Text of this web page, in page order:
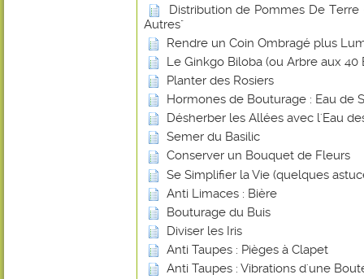
Distribution de Pommes De
Autres"
Rendre un Coin Ombragé plus
Le Ginkgo Biloba (ou Arbre aux 40
Planter des Rosiers
Hormones de Bouturage : Eau de
Désherber les Allées avec l'Eau
Semer du Basilic
Conserver un Bouquet de Fleurs
Se Simplifier la Vie (quelques
Anti Limaces : Bière
Bouturage du Buis
Diviser les Iris
Anti Taupes : Pièges à Clapet
Anti Taupes : Vibrations d'une